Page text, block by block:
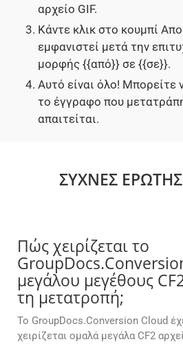
αρχείο GIF.
Κάντε κλικ στο κουμπί
εμφανιστεί μετά την
μορφής {{από}} σε {{σε}}.
Αυτό είναι όλο! Μπορείτε
το έγγραφο που
απαιτείται.
ΣΥΧΝΈΣ
Πώς χειρίζεται το
μεγάλου μεγέθους
τη μετατροπή;
Το GroupDocs.Conversion Cloud
χειρίζεται ομαλά μεγάλα CF2